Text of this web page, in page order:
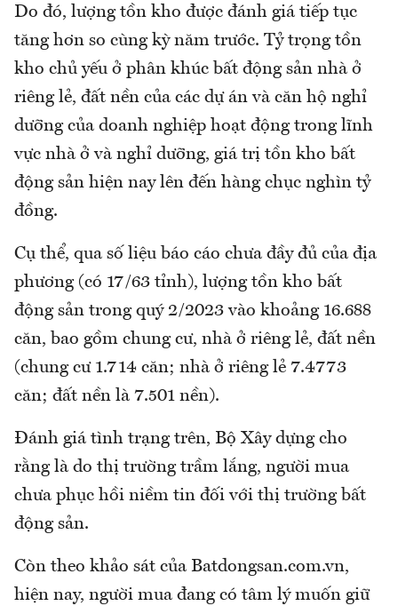
Do đó, lượng tồn kho được đánh giá tiếp tục
tăng hơn so cùng kỳ năm trước. Tỷ trọng tồn
kho chủ yếu ở phân khúc bất động sản nhà ở
riêng lẻ, đất nền của các dự án và căn hộ nghỉ
dưỡng của doanh nghiệp hoạt động trong lĩnh
vực nhà ở và nghỉ dưỡng, giá trị tồn kho bất
động sản hiện nay lên đến hàng chục nghìn tỷ
đồng.
Cụ thể, qua số liệu báo cáo chưa đầy đủ của địa
phương (có 17/63 tỉnh), lượng tồn kho bất
động sản trong quý 2/2023 vào khoảng 16.688
căn, bao gồm chung cư, nhà ở riêng lẻ, đất nền
(chung cư 1.714 căn; nhà ở riêng lẻ 7.4773
căn; đất nền là 7.501 nền).
Đánh giá tình trạng trên, Bộ Xây dựng cho
rằng là do thị trường trầm lắng, người mua
chưa phục hồi niềm tin đối với thị trường bất
động sản.
Còn theo khảo sát của Batdongsan.com.vn,
hiện nay, người mua đang có tâm lý muốn giữ